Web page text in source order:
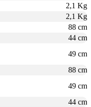
2,1 Kg
2,1 Kg
88 cm
44 cm
49 cm
88 cm
49 cm
44 cm